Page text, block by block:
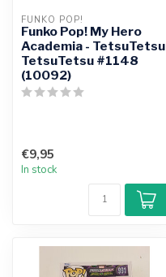
FUNKO POP!
Funko Pop! My Hero
Academia - TetsuTetsu
TetsuTetsu #1148
(10092)
€9,95
In stock